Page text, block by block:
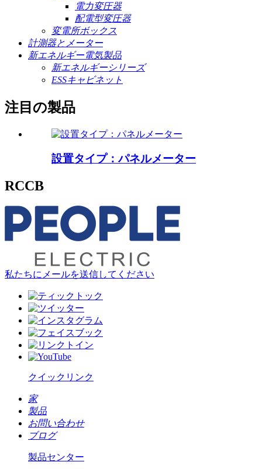
電力変圧器
配電型変圧器
変電所ボックス
計測器とメーター
新エネルギー電気製品
新エネルギーシリーズ
ESSキャビネット
注目の製品
設置タイプ：パネルメーター
RCCB
私たちにメールを送信してください
クイックリンク
家
製品
お問い合わせ
ブログ
製品センター